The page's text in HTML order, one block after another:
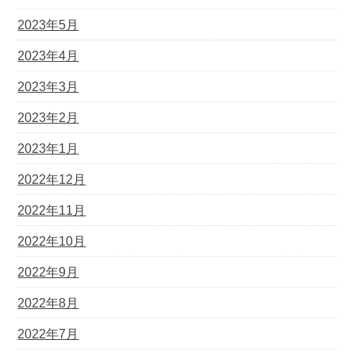
2023年5月
2023年4月
2023年3月
2023年2月
2023年1月
2022年12月
2022年11月
2022年10月
2022年9月
2022年8月
2022年7月